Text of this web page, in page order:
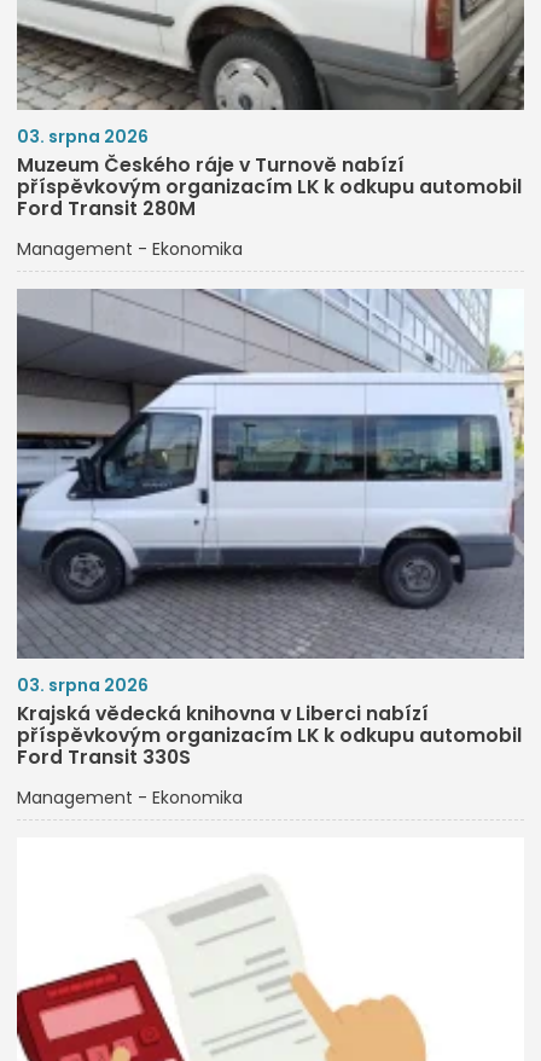
03. srpna 2026
Muzeum Českého ráje v Turnově nabízí
příspěvkovým organizacím LK k odkupu automobil
Ford Transit 280M
Management - Ekonomika
03. srpna 2026
Krajská vědecká knihovna v Liberci nabízí
příspěvkovým organizacím LK k odkupu automobil
Ford Transit 330S
Management - Ekonomika